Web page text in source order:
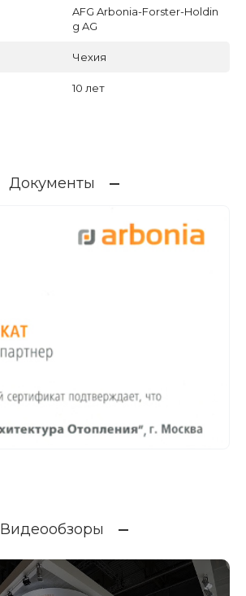
AFG Arbonia-Forster-Holdin
g AG
Чехия
10 лет
Документы
Видеообзоры